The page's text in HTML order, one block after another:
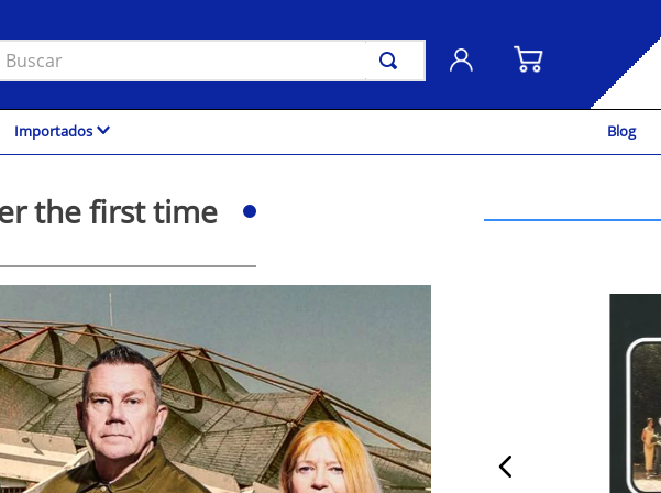
Importados Blog
the first time